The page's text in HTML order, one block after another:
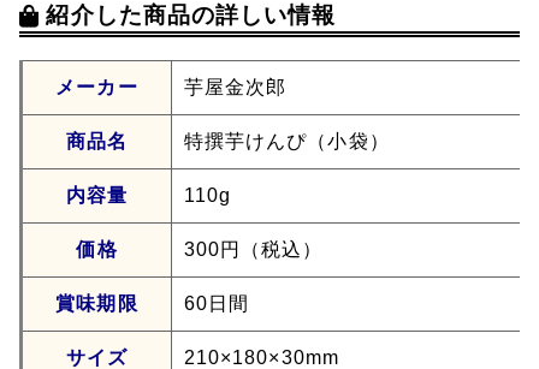
紹介した商品の詳しい情報
メーカー 芋屋金次郎
商品名 特撰芋けんぴ（小袋）
内容量 110g
価格 300円（税込）
賞味期限 60日間
サイズ 210×180×30mm